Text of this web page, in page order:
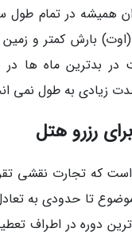
همیشه در تمام طول
(اوت) بارش کمتر و
در بدترین ماه ها
مدت زیادی به طول نمی
رزرو هتل
است که تجارت نقشی
موضوع تا حدودی به
دوره در اطراف